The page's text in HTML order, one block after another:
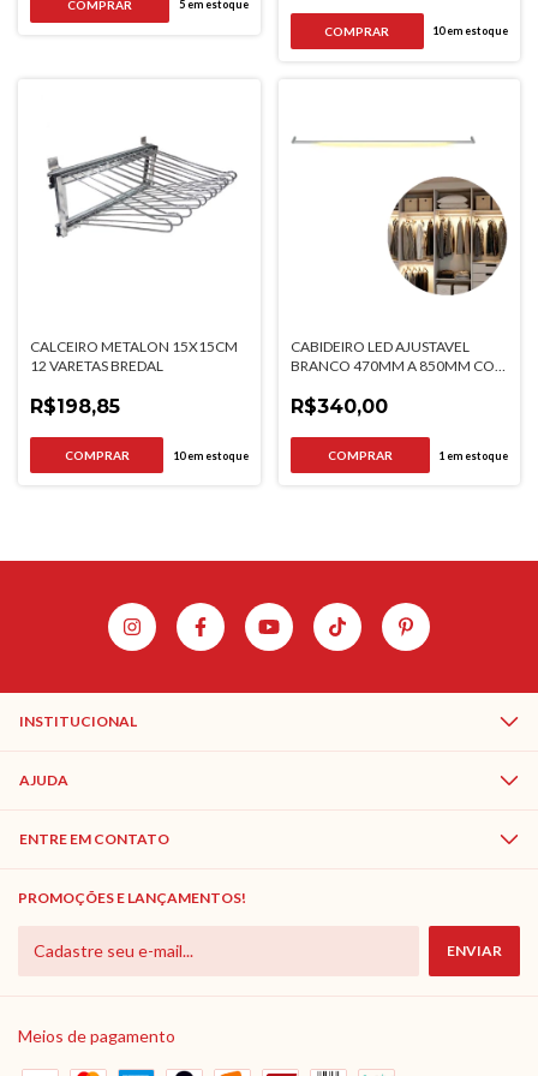
5em estoque
10em estoque
CALCEIRO METALON 15X15CM
12 VARETAS BREDAL
R$198,85
10em estoque
CABIDEIRO LED AJUSTAVEL
BRANCO 470MM A 850MM COM
R$340,00
1 em estoque
INSTITUCIONAL
AJUDA
ENTRE EM CONTATO
PROMOÇÕES E LANÇAMENTOS!
Meios de pagamento